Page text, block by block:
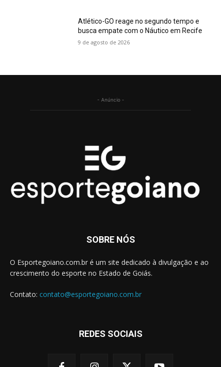
Atlético-GO reage no segundo tempo e
busca empate com o Náutico em Recife
9 de agosto de 2026
- Anúncio -
SOBRE NÓS
O Esportegoiano.com.br é um site dedicado à divulgação e ao
crescimento do esporte no Estado de Goiás.
Contato: contato@esportegoiano.com.br
REDES SOCIAIS